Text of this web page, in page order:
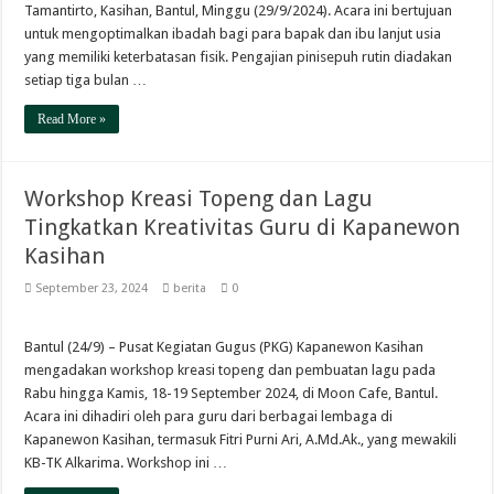
Tamantirto, Kasihan, Bantul, Minggu (29/9/2024). Acara ini bertujuan
untuk mengoptimalkan ibadah bagi para bapak dan ibu lanjut usia
yang memiliki keterbatasan fisik. Pengajian pinisepuh rutin diadakan
setiap tiga bulan …
Read More »
Workshop Kreasi Topeng dan Lagu
Tingkatkan Kreativitas Guru di Kapanewon
Kasihan
September 23, 2024 berita 0
Bantul (24/9) – Pusat Kegiatan Gugus (PKG) Kapanewon Kasihan
mengadakan workshop kreasi topeng dan pembuatan lagu pada
Rabu hingga Kamis, 18-19 September 2024, di Moon Cafe, Bantul.
Acara ini dihadiri oleh para guru dari berbagai lembaga di
Kapanewon Kasihan, termasuk Fitri Purni Ari, A.Md.Ak., yang mewakili
KB-TK Alkarima. Workshop ini …